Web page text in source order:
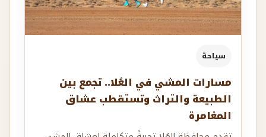
سياحة
مسارات المشي في العُلا.. تجمع بين
الطبيعة والتراث وتستقطب عشاق
المغامرة